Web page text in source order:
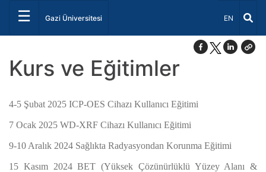
☰ Gazi Üniversitesi Dil Seçiniz
EN
Kurs ve Eğitimler
4-5 Şubat 2025 ICP-OES Cihazı Kullanıcı Eğitimi
7 Ocak 2025 WD-XRF Cihazı Kullanıcı Eğitimi
9-10 Aralık 2024 Sağlıkta Radyasyondan Korunma Eğitimi
15 Kasım 2024 BET (Yüksek Çözünürlüklü Yüzey Alanı &